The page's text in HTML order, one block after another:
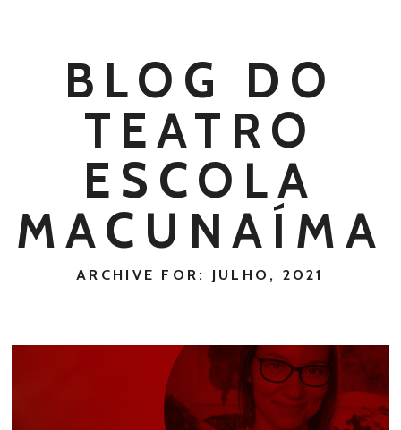
BLOG DO
TEATRO
ESCOLA
MACUNAÍMA
ARCHIVE FOR: JULHO, 2021